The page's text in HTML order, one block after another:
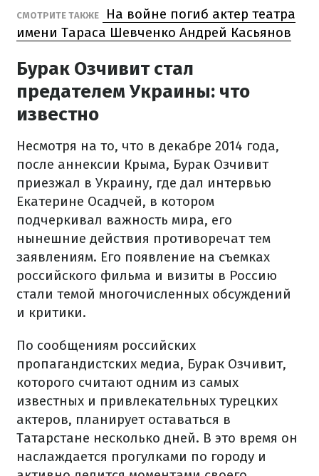
СМОТРИТЕ ТАКЖЕ
На войне погиб актер театра
имени Тараса Шевченко Андрей Касьянов
Бурак Озчивит стал
предателем Украины: что
известно
Несмотря на то, что в декабре 2014 года,
после аннексии Крыма, Бурак Озчивит
приезжал в Украину, где дал интервью
Екатерине Осадчей, в котором
подчеркивал важность мира, его
нынешние действия противоречат тем
заявлениям. Его появление на съемках
российского фильма и визиты в Россию
стали темой многочисленных обсуждений
и критики.
По сообщениям российских
пропагандистских медиа, Бурак Озчивит,
которого считают одним из самых
известных и привлекательных турецких
актеров, планирует оставаться в
Татарстане несколько дней. В это время он
наслаждается прогулками по городу и